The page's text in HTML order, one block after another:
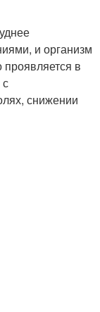
и организм
проявляется в
снижении